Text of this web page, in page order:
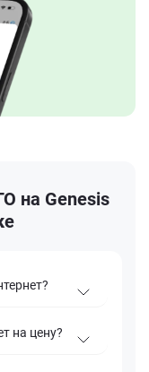
на Genesis
на цену?